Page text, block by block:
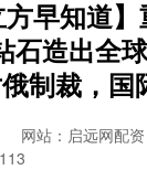
早知道
石造出全
制裁，国
网站：启远网配资